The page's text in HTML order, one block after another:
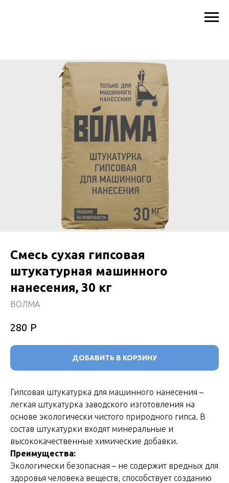
Смесь сухая гипсовая
штукатурная машинного
нанесения, 30 кг
ВОЛМА
280 Р
ДОБАВИТЬ В КОРЗИНУ
Гипсовая штукатурка для машинного нанесения –
легкая штукатурка заводского изготовления на
основе экологически чистого природного гипса. В
состав штукатурки входят минеральные и
высококачественные химические добавки.
Преимущества:
Экологически безопасная – не содержит вредных для
здоровья человека веществ, способствует созданию